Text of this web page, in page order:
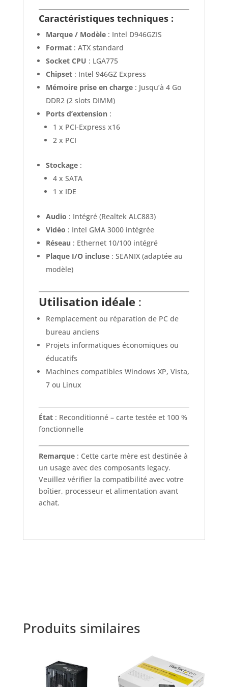
Caractéristiques techniques :
Marque / Modèle: Intel D946GZIS
Format: ATX standard
Socket CPU : LGA775
Chipset: Intel 946GZ Express
Mémoire prise en charge: Jusqu’à 4 Go
DDR2 (2 slots DIMM)
Ports d’extension:
1 x PCI-Express x16
2 x PCI
Stockage:
4 x SATA
1 x IDE
Audio : Intégré (Realtek ALC883)
Vidéo : Intel GMA 3000 intégrée
Réseau : Ethernet 10/100 intégré
Plaque I/O incluse: SEANIX (adaptée au
modèle)
Utilisation idéale :
Remplacement ou réparation de PC de
bureau anciens
Projets informatiques économiques ou
éducatifs
Machines compatibles Windows XP, Vista,
7 ou Linux
État: Reconditionné – carte testée et 100 %
fonctionnelle
Remarque: Cette carte mère est destinée à
un usage avec des composants legacy.
Veuillez vérifier la compatibilité avec votre
boîtier, processeur et alimentation avant
achat.
Produits similaires